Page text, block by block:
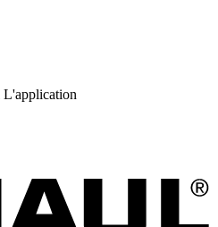
L'application